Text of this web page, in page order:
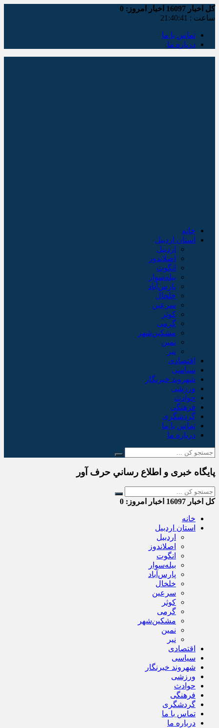
کل اخبار اخبار امروز: 0
ساعت : 21:40:41
تماس با ما
درباره ما
خانه
استان اردبیل
اردبیل
اصلاندوز
انگوت
بیله‌سوار
پارس‌آباد
خلخال
سرعین
کوثر
گرمی
مشکین‌شهر
نمین
نیر
اقتصادی
سیاسی
شهروند خبرنگار
ورزشی
حوادث
فرهنگی
گردشگری
تماس با ما
درباره ما
پایگاه خبری و اطلاع رساني حرف آور
کل اخبار اخبار امروز: 0
خانه
استان اردبیل
اردبیل
اصلاندوز
انگوت
بیله‌سوار
پارس‌آباد
خلخال
سرعین
کوثر
گرمی
مشکین‌شهر
نمین
نیر
اقتصادی
سیاسی
شهروند خبرنگار
ورزشی
حوادث
فرهنگی
گردشگری
تماس با ما
درباره ما